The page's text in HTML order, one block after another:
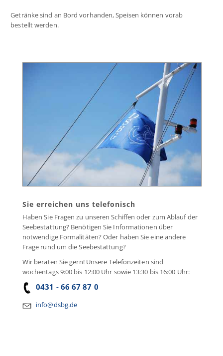
Getränke sind an Bord vorhanden, Speisen können vorab
bestellt werden.
Sie erreichen uns telefonisch
Haben Sie Fragen zu unseren Schiffen oder zum Ablauf der
Seebestattung? Benötigen Sie Informationen über
notwendige Formalitäten? Oder haben Sie eine andere
Frage rund um die Seebestattung?
Wir beraten Sie gern! Unsere Telefonzeiten sind
wochentags 9:00 bis 12:00 Uhr sowie 13:30 bis 16:00 Uhr:
0431 - 66 67 87 0
info@dsbg.de